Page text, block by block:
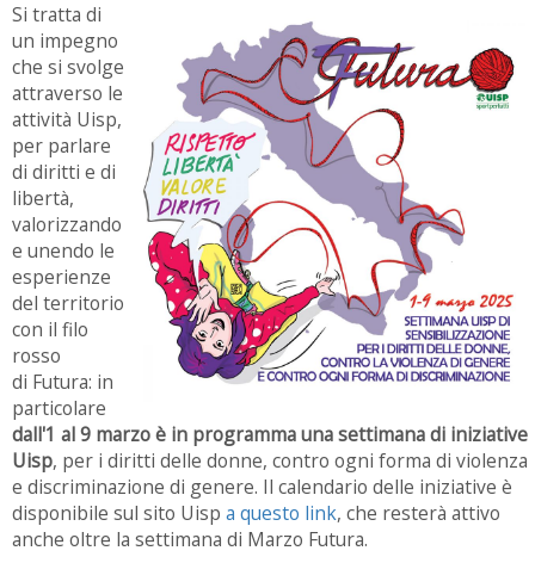
Si tratta di
un impegno
che si svolge
attraverso le
attività Uisp,
per parlare
di diritti e di
libertà,
valorizzando
e unendo le
esperienze
del territorio
con il filo
rosso
di Futura: in
particolare
dall'1 al 9 marzo è in programma una settimana di iniziative
Uisp, per i diritti delle donne, contro ogni forma di violenza
e discriminazione di genere. Il calendario delle iniziative è
disponibile sul sito Uisp a questo link, che resterà attivo
anche oltre la settimana di Marzo Futura.